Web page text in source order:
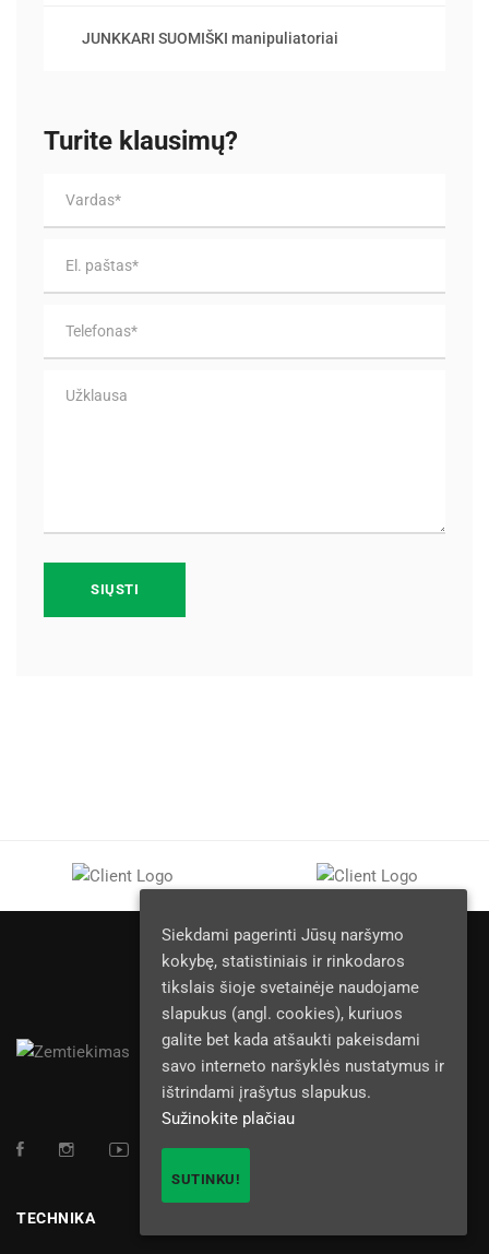
JUNKKARI SUOMIŠKI manipuliatoriai
Turite klausimų?
TECHNIKA
Siekdami pagerinti Jūsų naršymo
kokybę, statistiniais ir rinkodaros
tikslais šioje svetainėje naudojame
slapukus (angl. cookies), kuriuos
galite bet kada atšaukti pakeisdami
savo interneto naršyklės nustatymus ir
ištrindami įrašytus slapukus.
Sužinokite plačiau
SUTINKU!